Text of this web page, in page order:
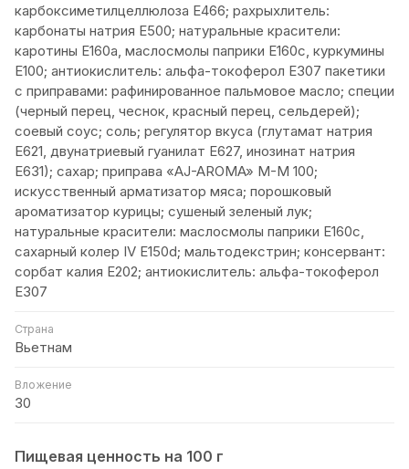
карбоксиметилцеллюлоза Е466; рахрыхлитель:
карбонаты натрия Е500; натуральные красители:
каротины Е160а, маслосмолы паприки Е160с, куркумины
Е100; антиокислитель: альфа-токоферол Е307 пакетики
с приправами: рафинированное пальмовое масло; специи
(черный перец, чеснок, красный перец, сельдерей);
соевый соус; соль; регулятор вкуса (глутамат натрия
Е621, двунатриевый гуанилат Е627, инозинат натрия
Е631); сахар; приправа «AJ-AROMA» M-М 100;
искусственный арматизатор мяса; порошковый
ароматизатор курицы; сушеный зеленый лук;
натуральные красители: маслосмолы паприки Е160с,
сахарный колер IV E150d; мальтодекстрин; консервант:
сорбат калия Е202; антиокислитель: альфа-токоферол
Е307
Страна
Вьетнам
Вложение
30
Пищевая ценность на 100 г